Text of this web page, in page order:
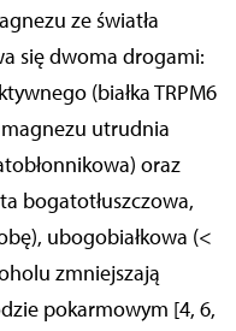
ze światła
się dwoma drogami:
(białka TRPM6
magnezu utrudnia
oraz
bogatotłuszczowa,
ubogobiałkowa (<
zmniejszają
pokarmowym [4, 6,